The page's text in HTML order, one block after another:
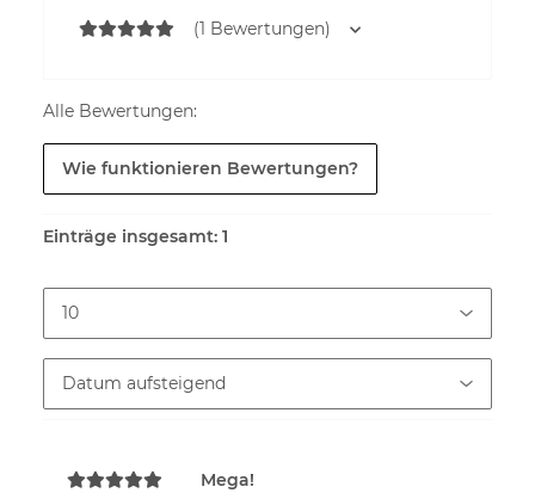
(1 Bewertungen)
Alle Bewertungen:
Wie funktionieren Bewertungen?
Einträge insgesamt: 1
Mega!